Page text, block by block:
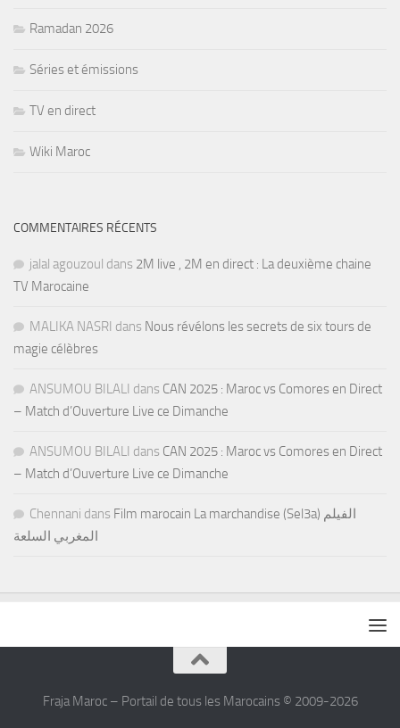
Ramadan 2026
Séries et émissions
TV en direct
Wiki Maroc
COMMENTAIRES RÉCENTS
jalal agouzoul dans 2M live , 2M en direct : La deuxième chaine
TV Marocaine
MALIKA NASRI dans Nous révélons les secrets de six tours de
magie célèbres
ANSUMOU BILALI dans CAN 2025 : Maroc vs Comores en Direct
– Match d’Ouverture Live ce Dimanche
ANSUMOU BILALI dans CAN 2025 : Maroc vs Comores en Direct
– Match d’Ouverture Live ce Dimanche
Chennani dans Film marocain La marchandise (Sel3a) الفيلم
المغربي السلعة
Fraja Maroc – Portail de tous les Marocains © 2009-2026